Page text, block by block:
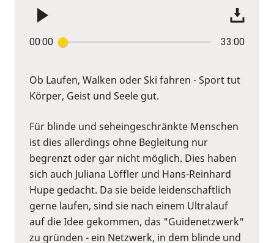
00:00 33:00
Ob Laufen, Walken oder Ski fahren - Sport tut
Körper, Geist und Seele gut.
Für blinde und seheingeschränkte Menschen
ist dies allerdings ohne Begleitung nur
begrenzt oder gar nicht möglich. Dies haben
sich auch Juliana Löffler und Hans-Reinhard
Hupe gedacht. Da sie beide leidenschaftlich
gerne laufen, sind sie nach einem Ultralauf
auf die Idee gekommen, das "Guidenetzwerk"
zu gründen - ein Netzwerk, in dem blinde und